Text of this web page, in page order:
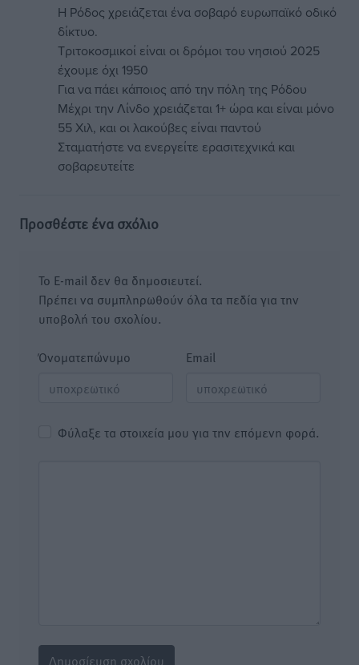
Η Ρόδος χρειάζεται ένα σοβαρό ευρωπαϊκό οδικό
δίκτυο.
Τριτοκοσμικοί είναι οι δρόμοι του νησιού 2025
έχουμε όχι 1950
Για να πάει κάποιος από την πόλη της Ρόδου
Μέχρι την Λίνδο χρειάζεται 1+ ώρα και είναι μόνο
55 Χιλ, και οι λακούβες είναι παντού
Σταματήστε να ενεργείτε ερασιτεχνικά και
σοβαρευτείτε
Προσθέστε ένα σχόλιο
Το E-mail δεν θα δημοσιευτεί.
Πρέπει να συμπληρωθούν όλα τα πεδία για την
υποβολή του σχολίου.
Όνοματεπώνυμο Email
Φύλαξε τα στοιχεία μου για την επόμενη φορά.